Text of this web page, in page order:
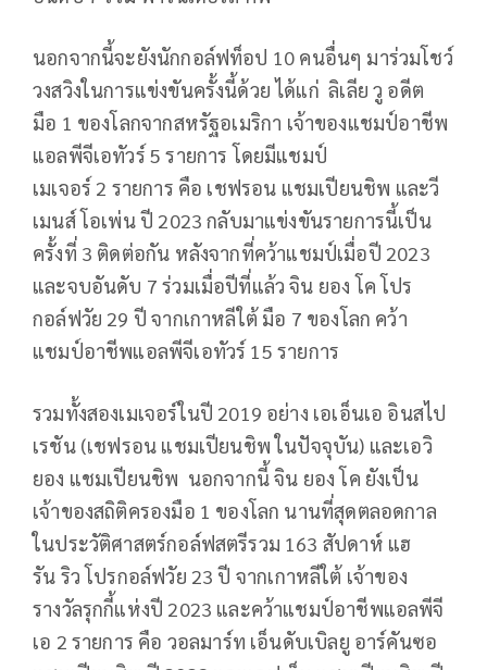
นอกจากนี้จะยังนักกอล์ฟท็อป 10 คนอื่นๆ มาร่วมโชว์
วงสวิงในการแข่งขันครั้งนี้ด้วย ได้แก่ ลิเลีย วู อดีต
มือ 1 ของโลกจากสหรัฐอเมริกา เจ้าของแชมป์อาชีพ
แอลพีจีเอทัวร์ 5 รายการ โดยมีแชมป์
เมเจอร์ 2 รายการ คือ เชฟรอน แชมเปียนชิพ และวี
เมนส์ โอเพ่น ปี 2023 กลับมาแข่งขันรายการนี้เป็น
ครั้งที่ 3 ติดต่อกัน หลังจากที่คว้าแชมป์เมื่อปี 2023
และจบอันดับ 7 ร่วมเมื่อปีที่แล้ว จิน ยอง โค โปร
กอล์ฟวัย 29 ปี จากเกาหลีใต้ มือ 7 ของโลก คว้า
แชมป์อาชีพแอลพีจีเอทัวร์ 15 รายการ
รวมทั้งสองเมเจอร์ในปี 2019 อย่าง เอเอ็นเอ อินสไป
เรชัน (เชฟรอน แชมเปียนชิพ ในปัจจุบัน) และเอวิ
ยอง แชมเปียนชิพ นอกจากนี้ จิน ยอง โค ยังเป็น
เจ้าของสถิติครองมือ 1 ของโลก นานที่สุดตลอดกาล
ในประวัติศาสตร์กอล์ฟสตรีรวม 163 สัปดาห์ แฮ
รัน ริว โปรกอล์ฟวัย 23 ปี จากเกาหลีใต้ เจ้าของ
รางวัลรุกกี้แห่งปี 2023 และคว้าแชมป์อาชีพแอลพีจี
เอ 2 รายการ คือ วอลมาร์ท เอ็นดับเบิลยู อาร์คันซอ